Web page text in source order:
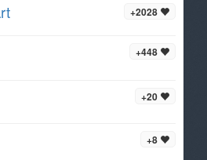
+2028
+448
+20
+8